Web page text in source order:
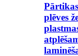
plēves